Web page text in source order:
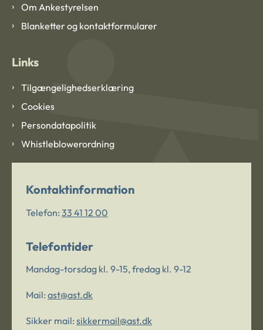
Om Ankestyrelsen
Blanketter og kontaktformularer
Links
Tilgængelighedserklæring
Cookies
Persondatapolitik
Whistleblowerordning
Kontaktinformation
Telefon: 33 41 12 00
Telefontider
Mandag-torsdag kl. 9-15, fredag kl. 9-12
Mail: ast@ast.dk
Sikker mail: sikkermail@ast.dk